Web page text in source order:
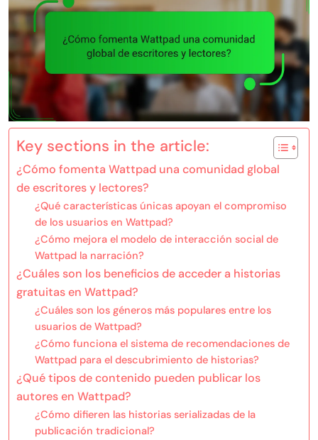
Key sections in the article:
¿Cómo fomenta Wattpad una comunidad global
de escritores y lectores?
¿Qué características únicas apoyan el compromiso
de los usuarios en Wattpad?
¿Cómo mejora el modelo de interacción social de
Wattpad la narración?
¿Cuáles son los beneficios de acceder a historias
gratuitas en Wattpad?
¿Cuáles son los géneros más populares entre los
usuarios de Wattpad?
¿Cómo funciona el sistema de recomendaciones de
Wattpad para el descubrimiento de historias?
¿Qué tipos de contenido pueden publicar los
autores en Wattpad?
¿Cómo difieren las historias serializadas de la
publicación tradicional?